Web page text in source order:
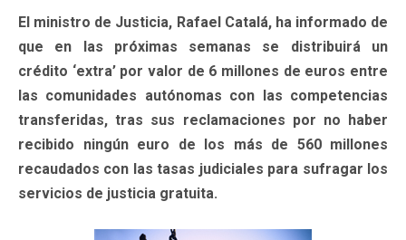
El ministro de Justicia, Rafael Catalá, ha informado de
que en las próximas semanas se distribuirá un
crédito ‘extra’ por valor de 6 millones de euros entre
las comunidades autónomas con las competencias
transferidas, tras sus reclamaciones por no haber
recibido ningún euro de los más de 560 millones
recaudados con las tasas judiciales para sufragar los
servicios de justicia gratuita.